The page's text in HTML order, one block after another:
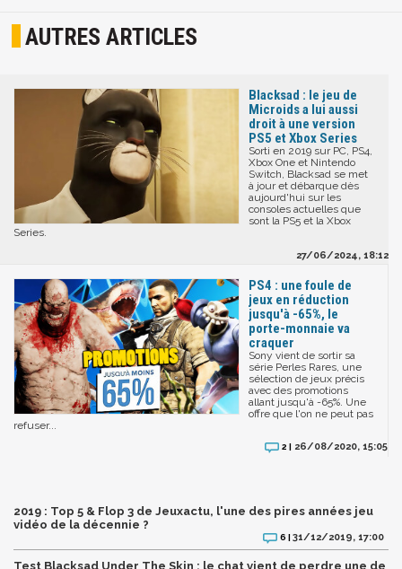
AUTRES ARTICLES
Blacksad : le jeu de
Microids a lui aussi
droit à une version
PS5 et Xbox Series
Sorti en 2019 sur PC, PS4,
Xbox One et Nintendo
Switch, Blacksad se met
à jour et débarque dès
aujourd'hui sur les
consoles actuelles que
sont la PS5 et la Xbox
Series.
27/06/2024, 18:12
PS4 : une foule de
jeux en réduction
jusqu'à -65%, le
porte-monnaie va
craquer
Sony vient de sortir sa
série Perles Rares, une
sélection de jeux précis
avec des promotions
allant jusqu'à -65%. Une
offre que l'on ne peut pas
refuser...
2 | 26/08/2020, 15:05
2019 : Top 5 & Flop 3 de Jeuxactu, l'une des pires années jeu
vidéo de la décennie ?
6 | 31/12/2019, 17:00
Test Blacksad Under The Skin : le chat vient de perdre une de